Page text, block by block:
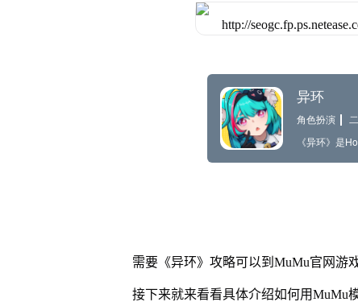
需要《异环》攻略可以到MuMu官网游
接下来就来看看具体介绍如何用MuMu